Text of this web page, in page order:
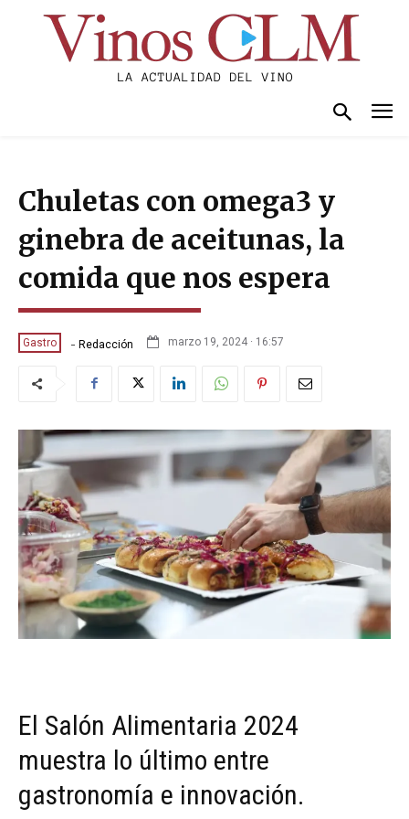
Chuletas con omega3 y
ginebra de aceitunas, la
comida que nos espera
Gastro - Redacción marzo 19, 2024 · 16:57
El Salón Alimentaria 2024
muestra lo último entre
gastronomía e innovación.